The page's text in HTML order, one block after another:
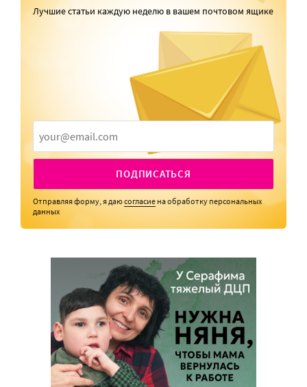
Лучшие статьи каждую неделю в вашем почтовом ящике
ПОДПИСАТЬСЯ
Отправляя форму, я даюсогласие на обработку персональных
данных